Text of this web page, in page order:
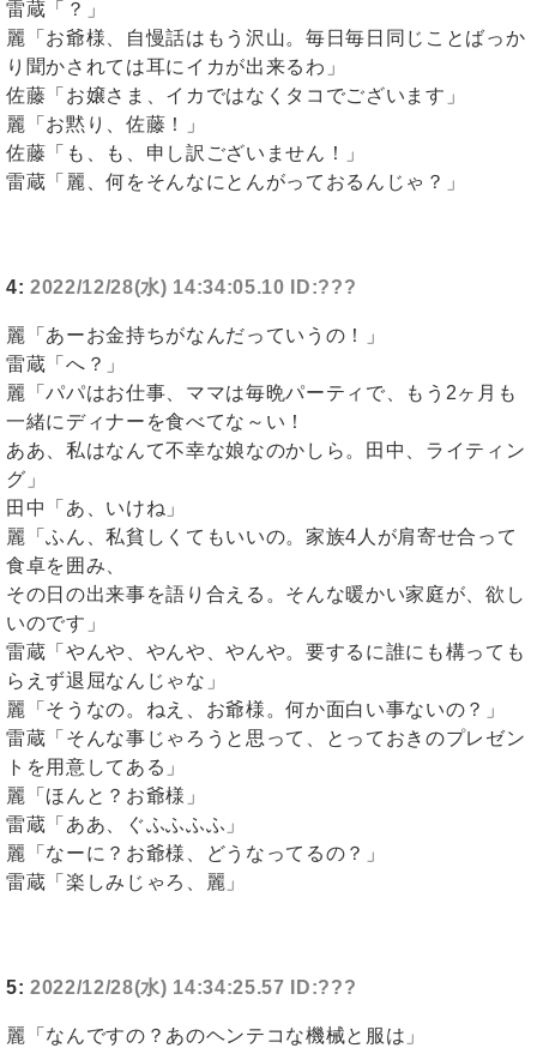
雷蔵「？」
麗「お爺様、自慢話はもう沢山。毎日毎日同じことばっか
り聞かされては耳にイカが出来るわ」
佐藤「お嬢さま、イカではなくタコでございます」
麗「お黙り、佐藤！」
佐藤「も、も、申し訳ございません！」
雷蔵「麗、何をそんなにとんがっておるんじゃ？」
4: 2022/12/28(水) 14:34:05.10 ID:???
麗「あーお金持ちがなんだっていうの！」
雷蔵「へ？」
麗「パパはお仕事、ママは毎晩パーティで、もう2ヶ月も
一緒にディナーを食べてな～い！
ああ、私はなんて不幸な娘なのかしら。田中、ライティン
グ」
田中「あ、いけね」
麗「ふん、私貧しくてもいいの。家族4人が肩寄せ合って
食卓を囲み、
その日の出来事を語り合える。そんな暖かい家庭が、欲し
いのです」
雷蔵「やんや、やんや、やんや。要するに誰にも構っても
らえず退屈なんじゃな」
麗「そうなの。ねえ、お爺様。何か面白い事ないの？」
雷蔵「そんな事じゃろうと思って、とっておきのプレゼン
トを用意してある」
麗「ほんと？お爺様」
雷蔵「ああ、ぐふふふふ」
麗「なーに？お爺様、どうなってるの？」
雷蔵「楽しみじゃろ、麗」
5: 2022/12/28(水) 14:34:25.57 ID:???
麗「なんですの？あのヘンテコな機械と服は」